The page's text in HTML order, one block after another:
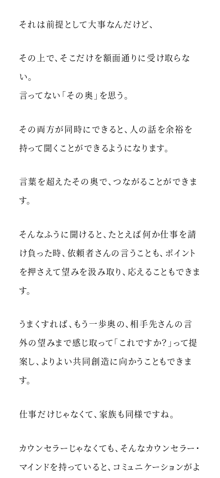
それは前提として大事なんだけど、
その上で、そこだけを額面通りに受け取らな
い。
言ってない「その奥」を思う。
その両方が同時にできると、人の話を余裕を
持って聞くことができるようになります。
言葉を超えたその奥で、つながることができま
す。
そんなふうに聞けると、たとえば何か仕事を請
け負った時、依頼者さんの言うことも、ポイント
を押さえて望みを汲み取り、応えることもできま
す。
うまくすれば、もう一歩奥の、相手先さんの言
外の望みまで感じ取って「これですか？」って提
案し、よりよい共同創造に向かうこともできま
す。
仕事だけじゃなくて、家族も同様ですね。
カウンセラーじゃなくても、そんなカウンセラー・
マインドを持っていると、コミュニケーションがよ